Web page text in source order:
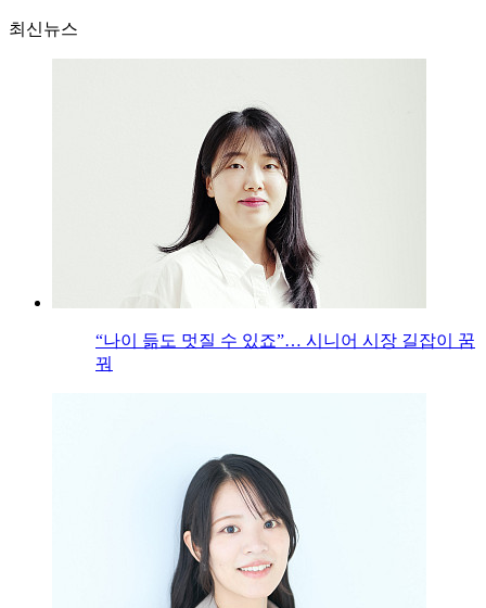
최신뉴스
“나이 듦도 멋질 수 있죠”… 시니어 시장 길잡이 꿈
꿔